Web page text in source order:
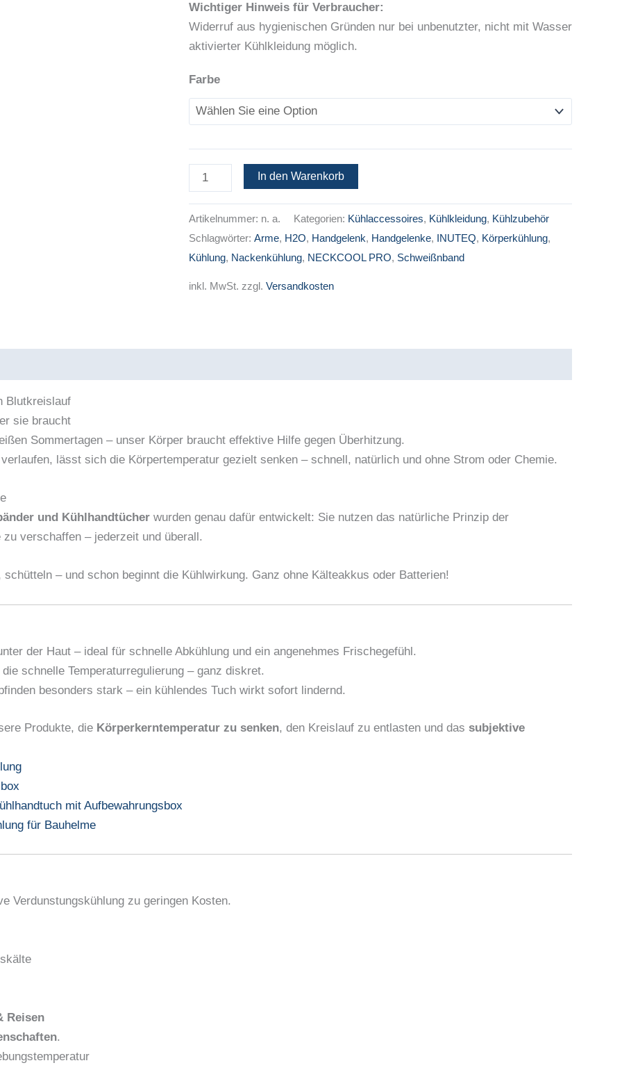
Wichtiger Hinweis für Verbraucher:
Widerruf aus hygienischen Gründen nur bei unbenutzter, nicht mit Wasser
aktivierter Kühlkleidung möglich.
Farbe
In den Warenkorb
Artikelnummer: n. a. Kategorien: Kühlaccessoires, Kühlkleidung, Kühlzubehör
Schlagwörter: Arme, H2O, Handgelenk, Handgelenke, INUTEQ, Körperkühlung,
Kühlung, Nackenkühlung, NECKCOOL PRO, Schweißnband
inkl. MwSt. zzgl. Versandkosten
Blutkreislauf
sie braucht
Sommertagen – unser Körper braucht effektive Hilfe gegen Überhitzung.
verlaufen, lässt sich die Körpertemperatur gezielt senken – schnell, natürlich und ohne Strom oder Chemie.
und Kühlhandtücher wurden genau dafür entwickelt: Sie nutzen das natürliche Prinzip der
verschaffen – jederzeit und überall.
– und schon beginnt die Kühlwirkung. Ganz ohne Kälteakkus oder Batterien!
der Haut – ideal für schnelle Abkühlung und ein angenehmes Frischegefühl.
schnelle Temperaturregulierung – ganz diskret.
besonders stark – ein kühlendes Tuch wirkt sofort lindernd.
Produkte, die Körperkerntemperatur zu senken, den Kreislauf zu entlasten und das subjektive
mit Aufbewahrungsbox
für Bauhelme
Verdunstungskühlung zu geringen Kosten.
Reisen
.